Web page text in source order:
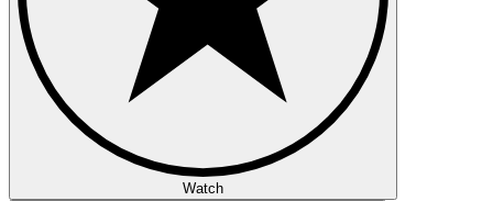
Watch